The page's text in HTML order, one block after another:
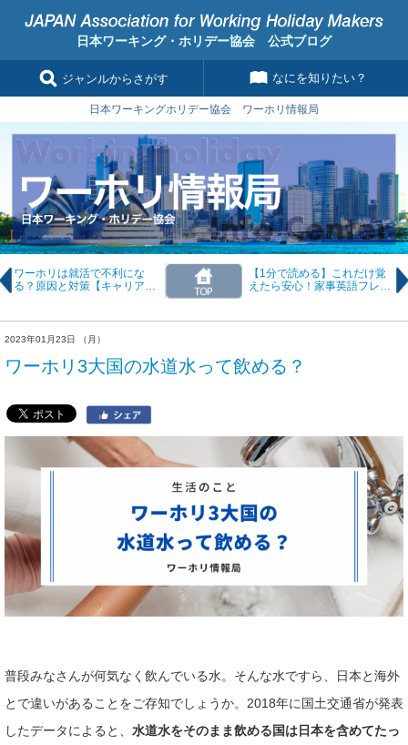
日本ワーキング・ホリデー協会 公式ブログ
ジャンルからさがす なにを知りたい？
日本ワーキングホリデー協会 ワーホリ情報局
ワーホリは就活で不利にな
る？原因と対策【キャリアコ
【1分で読める】これだけ覚
えたら安心！家事英語フレー
2023年01月23日 （月）
ワーホリ3大国の水道水って飲める？
普段みなさんが何気なく飲んでいる水。そんな水ですら、日本と海外
とで違いがあることをご存知でしょうか。2018年に国土交通省が発表
したデータによると、 水道水をそのまま飲める国は日本を含めてたっ